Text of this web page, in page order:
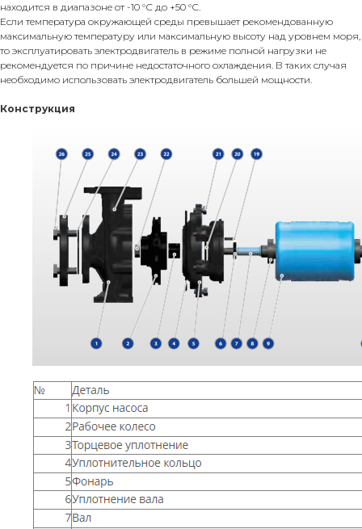
находится в диапазоне от -10 °С до +50 °С.
Если температура окружающей среды превышает рекомендованную
максимальную температуру или максимальную высоту над уровнем моря,
то эксплуатировать электродвигатель в режиме полной нагрузки не
рекомендуется по причине недостаточного охлаждения. В таких случая
необходимо использовать электродвигатель большей мощности.
Конструкция